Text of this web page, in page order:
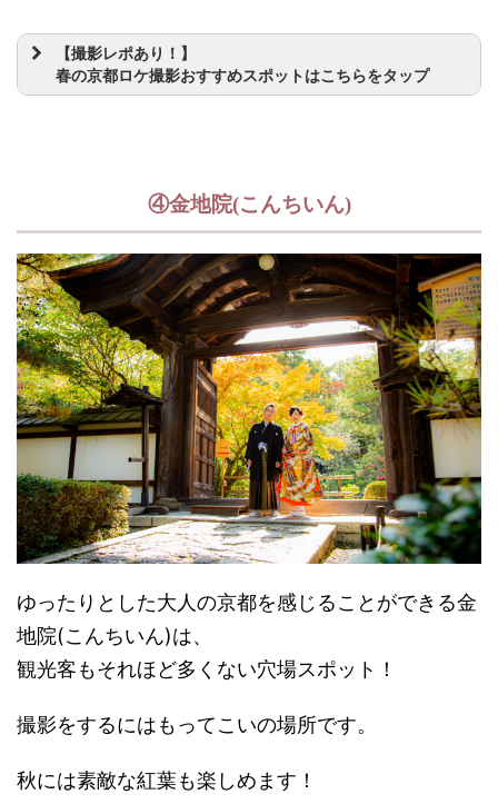
【撮影レポあり！】
春の京都ロケ撮影おすすめスポットはこちらをタップ
④金地院(こんちいん)
ゆったりとした大人の京都を感じることができる金
地院(こんちいん)は、
観光客もそれほど多くない穴場スポット！
撮影をするにはもってこいの場所です。
秋には素敵な紅葉も楽しめます！